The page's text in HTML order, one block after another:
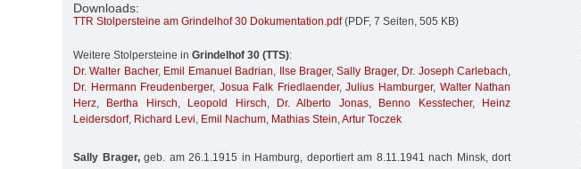
Downloads:
TTR Stolpersteine am Grindelhof 30 Dokumentation.pdf(PDF, 7 Seiten, 505 KB)
Weitere Stolpersteine in Grindelhof 30 (TTS):
Dr. Walter Bacher, Emil Emanuel Badrian, Ilse Brager,Sally Brager, Dr. Joseph Carlebach,
Dr. Hermann Freudenberger, Josua Falk Friedlaender,Julius Hamburger, Walter Nathan
Herz, Bertha Hirsch, Leopold Hirsch, Dr. Alberto Jonas, Benno Kesstecher,
Heinz
Leidersdorf, Richard Levi, Emil Nachum, Mathias Stein,Artur Toczek
Sally Brager,geb. am 26.1.1915 in Hamburg, deportiert am 8.11.1941 nach Minsk, dort